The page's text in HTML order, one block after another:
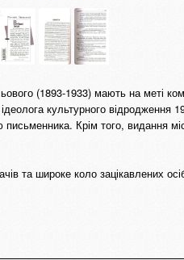
(1893-1933) мають на меті
культурного відродження
Крім того, видання
та широке коло зацікавлених